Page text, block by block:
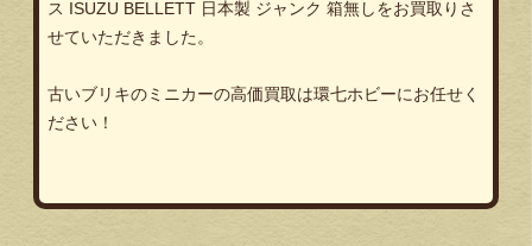
ス ISUZU BELLETT 日本製 ジャンク 箱無しをお買取りさ
せていただきました。
古いブリキのミニカーの高価買取は環七ホビーにお任せく
ださい！